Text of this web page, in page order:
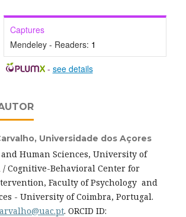
Captures
Mendeley - Readers: 1
- see details
Universidade dos Açores
Human Sciences, University of
/ Cognitive-Behavioral Center for
Faculty of Psychology and
- University of Coimbra, Portugal.
. ORCID ID: